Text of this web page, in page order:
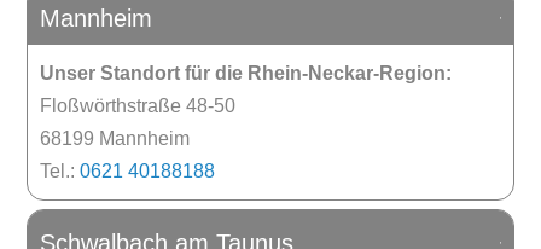
Mannheim
Unser Standort für die Rhein-Neckar-Region:
Floßwörthstraße 48-50
68199 Mannheim
Tel.:0621 40188188
Schwalbach am Taunus